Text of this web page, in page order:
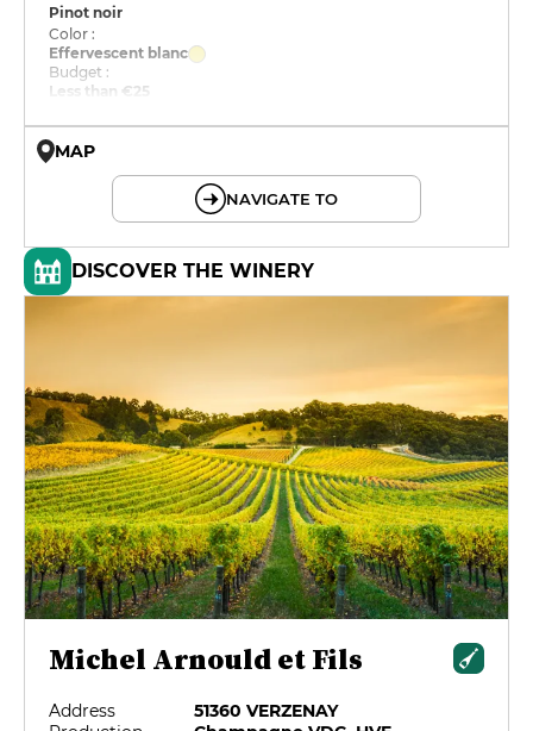
Pinot noir
Color :
Effervescent blanc
Budget :
Less than €25
MAP
NAVIGATE TO
DISCOVER THE WINERY
Michel Arnould et Fils
Address
51360 VERZENAY